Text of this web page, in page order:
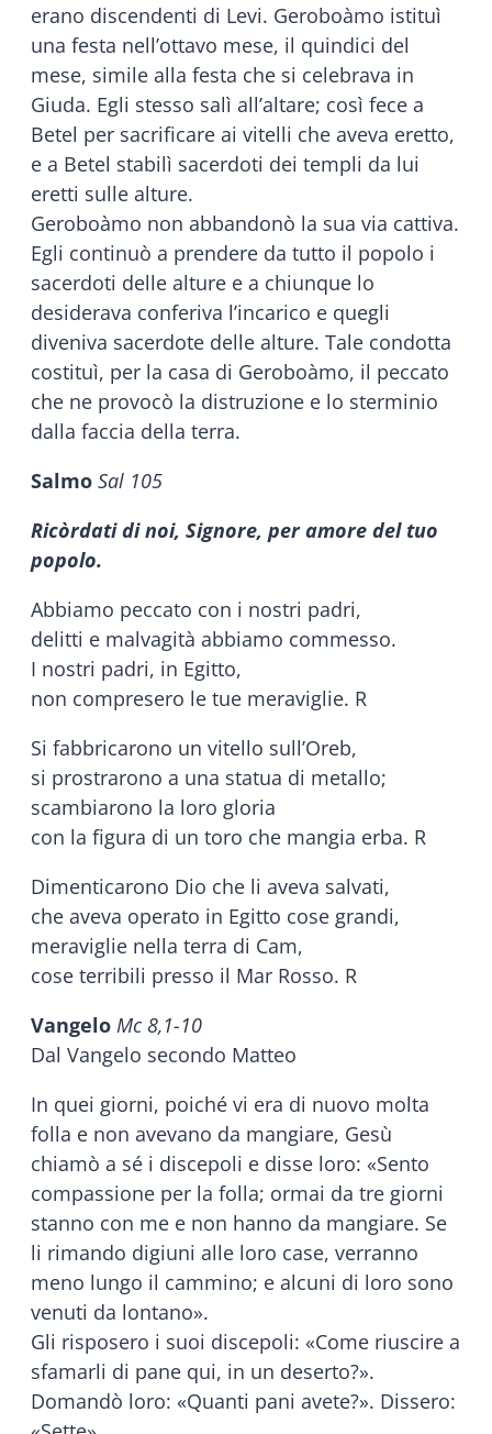
erano discendenti di Levi. Geroboàmo istituì
una festa nell’ottavo mese, il quindici del
mese, simile alla festa che si celebrava in
Giuda. Egli stesso salì all’altare; così fece a
Betel per sacrificare ai vitelli che aveva eretto,
e a Betel stabilì sacerdoti dei templi da lui
eretti sulle alture.
Geroboàmo non abbandonò la sua via cattiva.
Egli continuò a prendere da tutto il popolo i
sacerdoti delle alture e a chiunque lo
desiderava conferiva l’incarico e quegli
diveniva sacerdote delle alture. Tale condotta
costituì, per la casa di Geroboàmo, il peccato
che ne provocò la distruzione e lo sterminio
dalla faccia della terra.
Salmo Sal 105
Ricòrdati di noi, Signore, per amore del tuo
popolo.
Abbiamo peccato con i nostri padri,
delitti e malvagità abbiamo commesso.
I nostri padri, in Egitto,
non compresero le tue meraviglie. R
Si fabbricarono un vitello sull’Oreb,
si prostrarono a una statua di metallo;
scambiarono la loro gloria
con la figura di un toro che mangia erba. R
Dimenticarono Dio che li aveva salvati,
che aveva operato in Egitto cose grandi,
meraviglie nella terra di Cam,
cose terribili presso il Mar Rosso. R
Vangelo Mc 8,1-10
Dal Vangelo secondo Matteo
In quei giorni, poiché vi era di nuovo molta
folla e non avevano da mangiare, Gesù
chiamò a sé i discepoli e disse loro: «Sento
compassione per la folla; ormai da tre giorni
stanno con me e non hanno da mangiare. Se
li rimando digiuni alle loro case, verranno
meno lungo il cammino; e alcuni di loro sono
venuti da lontano».
Gli risposero i suoi discepoli: «Come riuscire a
sfamarli di pane qui, in un deserto?».
Domandò loro: «Quanti pani avete?». Dissero: